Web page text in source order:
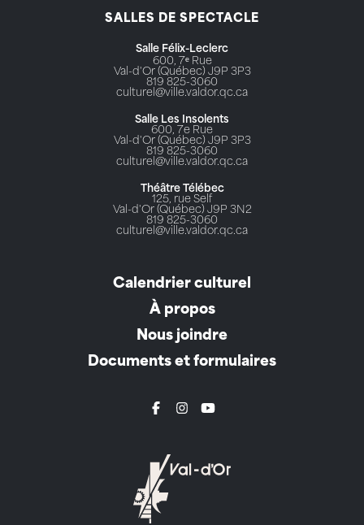
SALLES DE SPECTACLE
Salle Félix-Leclerc
600, 7ᵉ Rue
Val-d'Or (Québec) J9P 3P3
819 825-3060
culturel@ville.valdor.qc.ca
Salle Les Insolents
600, 7e Rue
Val-d'Or (Québec) J9P 3P3
819 825-3060
culturel@ville.valdor.qc.ca
Théâtre Télébec
125, rue Self
Val-d'Or (Québec) J9P 3N2
819 825-3060
culturel@ville.valdor.qc.ca
Calendrier culturel
À propos
Nous joindre
Documents et formulaires